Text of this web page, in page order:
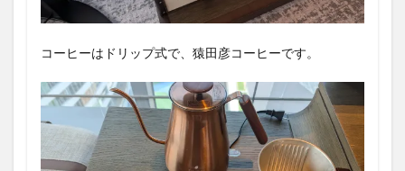
コーヒーはドリップ式で、猿田彦コーヒーです。